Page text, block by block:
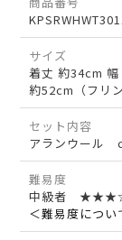
サイズ
着丈 約34cm 幅
約52cm（フリ
セット内容
アランウール
難易度
中級者
＜難易度につい